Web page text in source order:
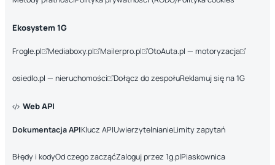
Ekosystem 1G
Frogle.pl Mediaboxy.pl Mailerpro.pl OtoAuta.pl — motoryzacja
osiedlo.pl — nieruchomości Dołącz do zespołuReklamuj się na 1G
Web API
Dokumentacja APIKlucz APIUwierzytelnianieLimity zapytań
Błędy i kodyOd czego zacząćZaloguj przez 1g.plPiaskownica